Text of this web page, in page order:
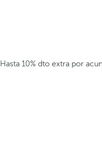
Hasta 10% dto extra por